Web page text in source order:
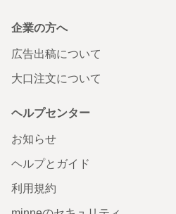
企業の方へ
広告出稿について
大口注文について
ヘルプセンター
お知らせ
ヘルプとガイド
利用規約